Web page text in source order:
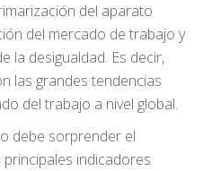
del aparato
del mercado de trabajo y
la desigualdad. Es decir,
las grandes tendencias
del trabajo a nivel global.
debe sorprender el
indicadores